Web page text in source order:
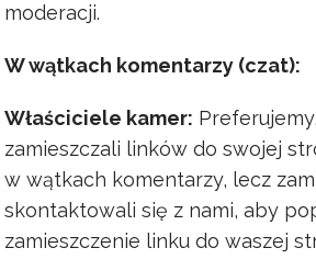
moderacji.
W wątkach komentarzy (czat):
Właściciele kamer:
zamieszczali linków do swojej
w wątkach komentarzy, lecz
skontaktowali się z nami, aby
zamieszczenie linku do waszej